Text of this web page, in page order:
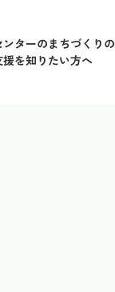
ンターのまちづくりの
援を知りたい方へ